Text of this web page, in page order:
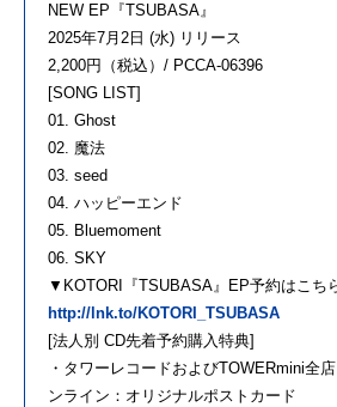
NEW EP『TSUBASA』
2025年7月2日 (水) リリース
2,200円（税込）/ PCCA-06396
[SONG LIST]
01. Ghost
02. 魔法
03. seed
04. ハッピーエンド
05. Bluemoment
06. SKY
▼KOTORI『TSUBASA』EP予約はこち
http://lnk.to/KOTORI_TSUBASA
[法人別 CD先着予約購入特典]
・タワーレコードおよびTOWERmini全
ンライン：オリジナルポストカード